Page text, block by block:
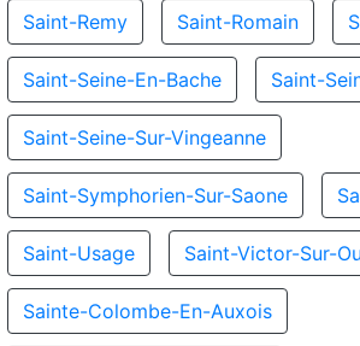
Saint-Remy Saint-Romain
Saint-Seine-En-Bache Saint-
Saint-Seine-Sur-Vingeanne
Saint-Symphorien-Sur-Saone
Saint-Usage Saint-Victor-Sur-
Sainte-Colombe-En-Auxois